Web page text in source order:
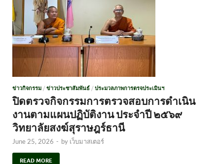
ข่าวกิจกรรม / ข่าวประชาสัมพันธ์ / ประมวลภาพการตรจประเมินฯ
ปิดตรวจกิจกรรมการตรวจสอบการดำเนิน
งานตามแผนปฏิบัติงาน ประจำปี ๒๕๖๙
วิทยาลัยสงฆ์สุราษฎร์ธานี
June 25, 2026 - by เว็บมาสเตอร์
READ MORE